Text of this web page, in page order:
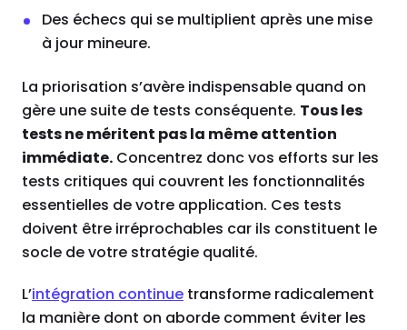
Des échecs qui se multiplient après une mise
à jour mineure.
La priorisation s’avère indispensable quand on
gère une suite de tests conséquente. Tous les
tests ne méritent pas la même attention
immédiate. Concentrez donc vos efforts sur les
tests critiques qui couvrent les fonctionnalités
essentielles de votre application. Ces tests
doivent être irréprochables car ils constituent le
socle de votre stratégie qualité.
L’intégration continue transforme radicalement
la manière dont on aborde comment éviter les